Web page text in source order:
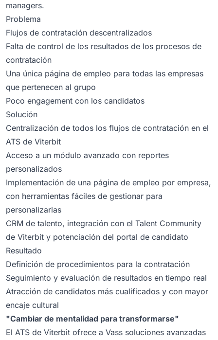
managers.
Problema
Flujos de contratación descentralizados
Falta de control de los resultados de los procesos de
contratación
Una única página de empleo para todas las empresas
que pertenecen al grupo
Poco engagement con los candidatos
Solución
Centralización de todos los flujos de contratación en el
ATS de Viterbit
Acceso a un módulo avanzado con reportes
personalizados
Implementación de una página de empleo por empresa,
con herramientas fáciles de gestionar para
personalizarlas
CRM de talento, integración con el Talent Community
de Viterbit y potenciación del portal de candidato
Resultado
Definición de procedimientos para la contratación
Seguimiento y evaluación de resultados en tiempo real
Atracción de candidatos más cualificados y con mayor
encaje cultural
"Cambiar de mentalidad para transformarse"
El ATS de Viterbit ofrece a Vass soluciones avanzadas